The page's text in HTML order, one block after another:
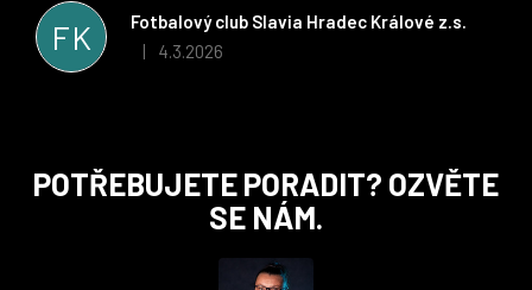
FK
Fotbalový club Slavia Hradec Králové z.s.
Hodnocení obchodu je 5 z 5 hvězdiček.
| 4.3.2026
stran. Věříme, že v tomto duchu bude spolupráce pokračovat
i nadále, nyní už začínáme řešit i první sady dresů ;)
POTŘEBUJETE PORADIT? OZVĚTE
SE NÁM.